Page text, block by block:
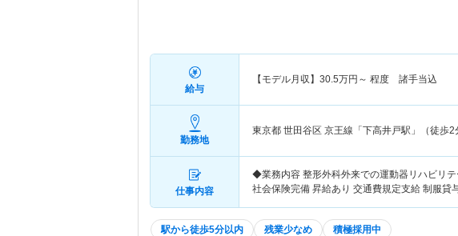
給与
【モデル月収】 30.5万円～ 程度 諸手当込
勤務地
東京都 世田谷区 京王線「下高井戸駅」（徒歩2
仕事内容
◆業務内容 整形外科外来での運動器リハビリ
社会保険完備 昇給あり 交通費規定支給 制服貸
駅から徒歩5分以内 残業少なめ 積極採用中